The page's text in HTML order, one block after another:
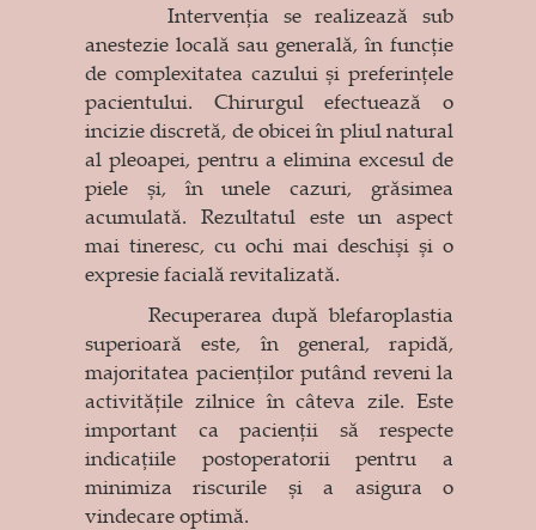
Intervenția se realizează sub
anestezie locală sau generală, în funcție
de complexitatea cazului și preferințele
pacientului. Chirurgul efectuează o
incizie discretă, de obicei în pliul natural
al pleoapei, pentru a elimina excesul de
piele și, în unele cazuri, grăsimea
acumulată. Rezultatul este un aspect
mai tineresc, cu ochi mai deschiși și o
expresie facială revitalizată.
Recuperarea după blefaroplastia
superioară este, în general, rapidă,
majoritatea pacienților putând reveni la
activitățile zilnice în câteva zile. Este
important ca pacienții să respecte
indicațiile postoperatorii pentru a
minimiza riscurile și a asigura o
vindecare optimă.